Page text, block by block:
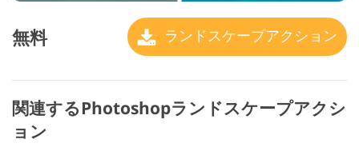
無料 ランドスケープアクション
関連するPhotoshopランドスケープアクシ
ョン